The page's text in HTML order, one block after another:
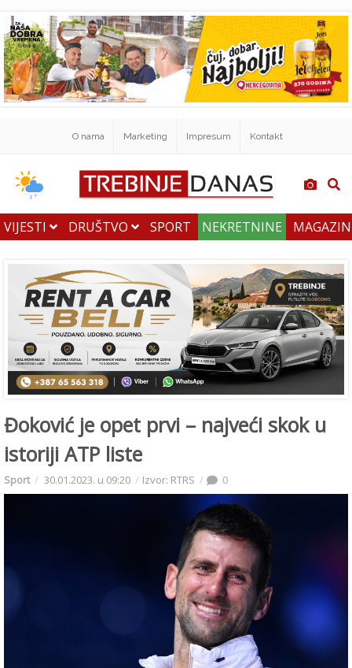
O nama Marketing Impresum Kontakt
VIJESTI DRUŠTVO SPORT NEKRETNINE
Đoković je opet prvi – najveći skok u
istoriji ATP liste
Sport 30.01.2023. u 09:20 Izvor: RTRS 0